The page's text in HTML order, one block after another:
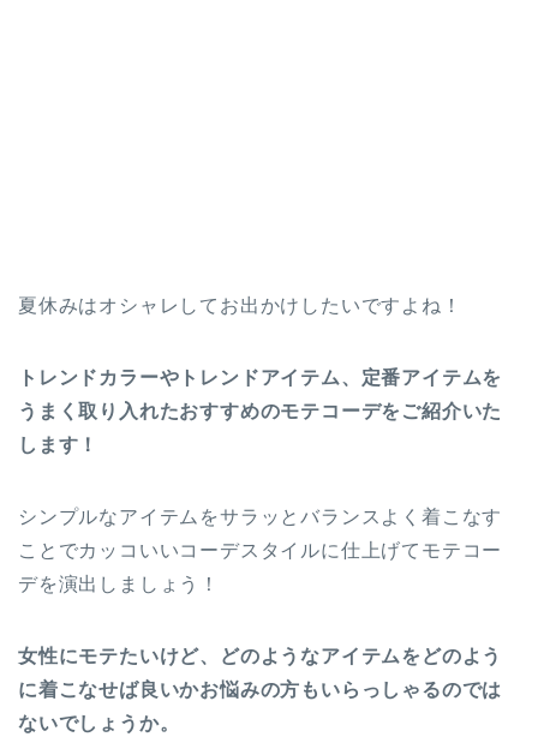
夏休みはオシャレしてお出かけしたいですよね！
トレンドカラーやトレンドアイテム、定番アイテムを
うまく取り入れたおすすめのモテコーデをご紹介いた
します！
シンプルなアイテムをサラッとバランスよく着こなす
ことでカッコいいコーデスタイルに仕上げてモテコー
デを演出しましょう！
女性にモテたいけど、どのようなアイテムをどのよう
に着こなせば良いかお悩みの方もいらっしゃるのでは
ないでしょうか。